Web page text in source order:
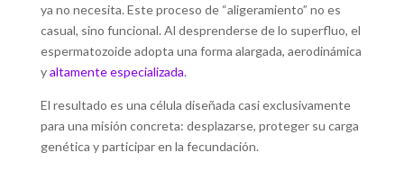
ya no necesita. Este proceso de “aligeramiento” no es
casual, sino funcional. Al desprenderse de lo superfluo, el
espermatozoide adopta una forma alargada, aerodinámica
yaltamente especializada.
El resultado es una célula diseñada casi exclusivamente
para una misión concreta: desplazarse, proteger su carga
genética y participar en la fecundación.